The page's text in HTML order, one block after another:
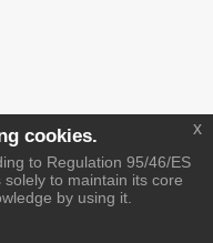
cookies.
to Regulation 95/46/ES
to maintain its core
by using it.
x